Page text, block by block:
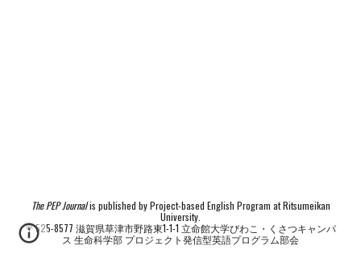
The PEP Journalis published by Project-based English Program at Ritsumeikan
University.
〒525-8577 滋賀県草津市野路東1-1-1 立命館大学びわこ・くさつキャンパ
ス 生命科学部 プロジェクト発信型英語プログラム部会